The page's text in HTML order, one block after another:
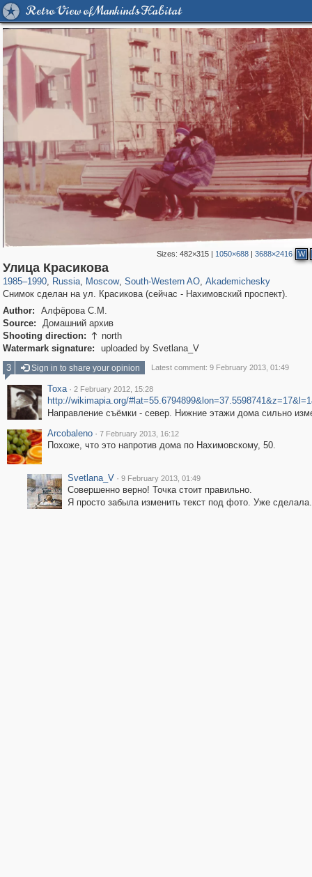
Retro View of Mankind's Habitat
Sizes:482×315 | 1050×688 |3688×2416 W
Улица Красикова
1985–1990, Russia
1,407,373
, Moscow
319,882 8,286
, South-Western AO, Akademichesky
Снимок сделан на ул. Красикова (сейчас - Нахимовский проспект).
Author:
Алфёрова С.М.
Source:
Домашний архив
Shooting direction:  north
Watermark signature:
uploaded by Svetlana_V
3
Sign in to share your opinion Latest comment: 9 February 2013, 01:49
Toxa · 2 February 2012, 15:28
http://wikimapia.org/
Направление съёмки - север. Нижние этажи дома сильно
Arcobaleno · 7 February 2013, 16:12
Похоже, что это напротив дома по Нахимовскому, 50.
Svetlana_V · 9 February 2013, 01:49
Совершенно верно! Точка стоит правильно.
Я просто забыла изменить текст под фото. Уже